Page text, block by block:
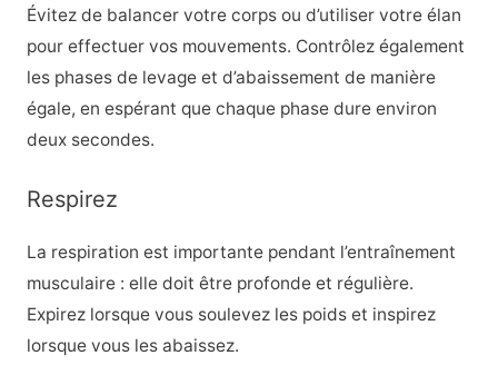
Évitez de balancer votre corps ou d’utiliser votre élan
pour effectuer vos mouvements. Contrôlez également
les phases de levage et d’abaissement de manière
égale, en espérant que chaque phase dure environ
deux secondes.
Respirez
La respiration est importante pendant l’entraînement
musculaire : elle doit être profonde et régulière.
Expirez lorsque vous soulevez les poids et inspirez
lorsque vous les abaissez.